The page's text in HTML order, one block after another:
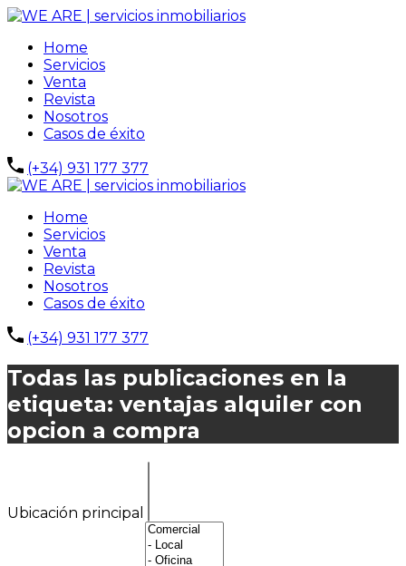
Home
Servicios
Venta
Revista
Nosotros
Casos de éxito
(+34) 931 177 377
Home
Servicios
Venta
Revista
Nosotros
Casos de éxito
(+34) 931 177 377
Todas las publicaciones en la
etiqueta: ventajas alquiler con
opcion a compra
Ubicación principal